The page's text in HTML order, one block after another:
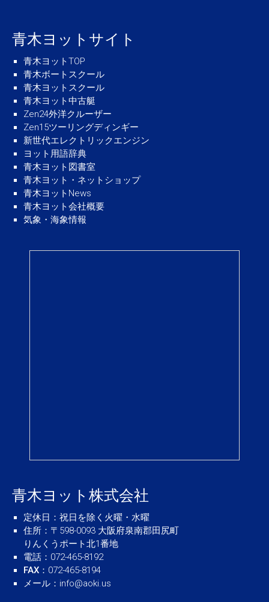
青木ヨットサイト
青木ヨットTOP
青木ボートスクール
青木ヨットスクール
青木ヨット中古艇
Zen24外洋クルーザー
Zen15ツーリングディンギー
新世代エレクトリックエンジン
ヨット用語辞典
青木ヨット図書室
青木ヨット・ネットショップ
青木ヨットNews
青木ヨット会社概要
気象・海象情報
青木ヨット株式会社
定休日 ：祝日を除く火曜・水曜
住所 ：〒598-0093 大阪府泉南郡田尻町
りんくうポート北1番地
電話 ：072-465-8192
FAX ：072-465-8194
メール ： info@aoki.us